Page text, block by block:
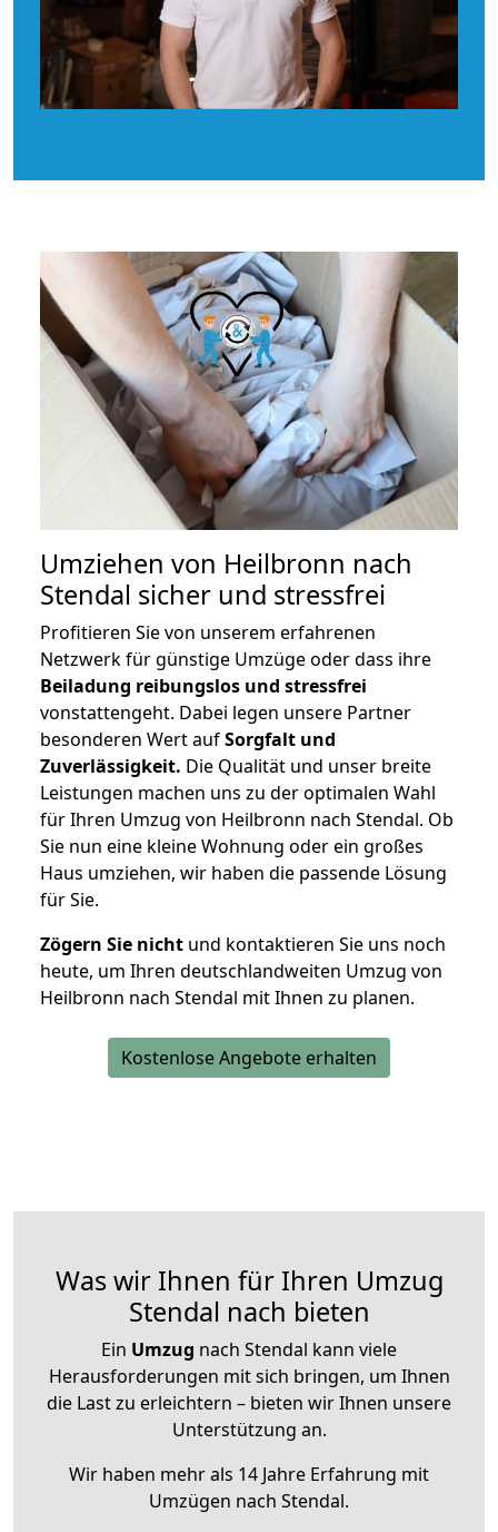
Umziehen von Heilbronn nach
Stendal sicher und stressfrei
Profitieren Sie von unserem erfahrenen
Netzwerk für günstige Umzüge oder dass ihre
Beiladung reibungslos und stressfrei
vonstattengeht. Dabei legen unsere Partner
besonderen Wert aufSorgfalt und
Zuverlässigkeit. Die Qualität und unser breite
Leistungen machen uns zu der optimalen Wahl
für Ihren Umzug von Heilbronn nach Stendal. Ob
Sie nun eine kleine Wohnung oder ein großes
Haus umziehen, wir haben die passende Lösung
für Sie.
Zögern Sie nicht und kontaktieren Sie uns noch
heute, um Ihren deutschlandweiten Umzug von
Heilbronn nach Stendal mit Ihnen zu planen.
Kostenlose Angebote erhalten
Was wir Ihnen für Ihren Umzug
Stendal nach bieten
Ein Umzug nach Stendal kann viele
Herausforderungen mit sich bringen, um Ihnen
die Last zu erleichtern – bieten wir Ihnen unsere
Unterstützung an.
Wir haben mehr als 14 Jahre Erfahrung mit
Umzügen nach Stendal.